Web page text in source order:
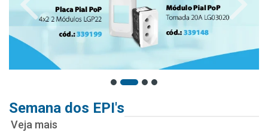
Semana dos EPI's
Veja mais